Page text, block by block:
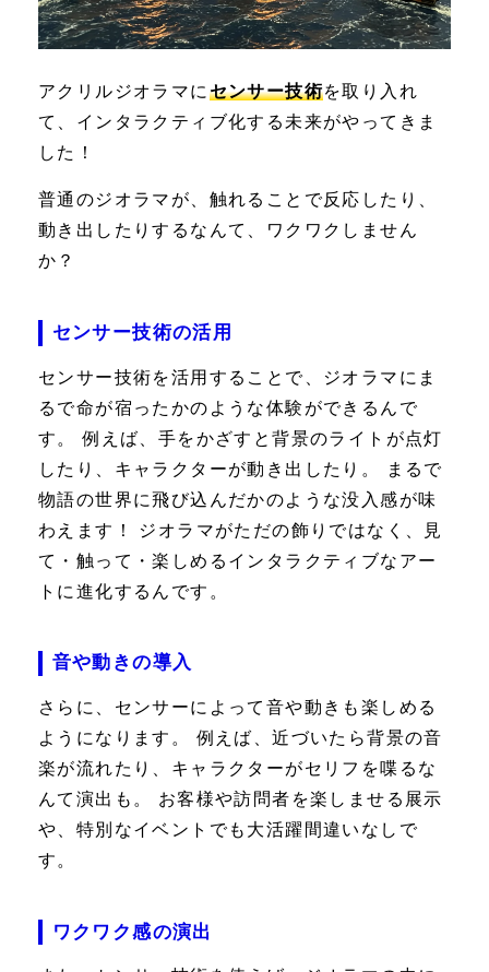
アクリルジオラマに センサー技術を取り入れ
て、インタラクティブ化する未来がやってきま
した！
普通のジオラマが、触れることで反応したり、
動き出したりするなんて、ワクワクしません
か？
センサー技術の活用
センサー技術を活用することで、ジオラマにま
るで命が宿ったかのような体験ができるんで
す。 例えば、手をかざすと背景のライトが点灯
したり、キャラクターが動き出したり。 まるで
物語の世界に飛び込んだかのような没入感が味
わえます！ ジオラマがただの飾りではなく、見
て・触って・楽しめるインタラクティブなアー
トに進化するんです。
音や動きの導入
さらに、センサーによって音や動きも楽しめる
ようになります。 例えば、近づいたら背景の音
楽が流れたり、キャラクターがセリフを喋るな
んて演出も。 お客様や訪問者を楽しませる展示
や、特別なイベントでも大活躍間違いなしで
す。
ワクワク感の演出